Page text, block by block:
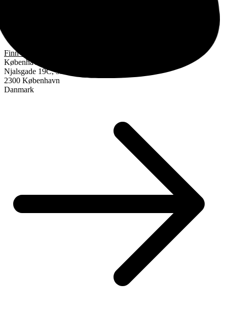
Finn oss
København
Njalsgade 19C, 3. sal
2300 København
Danmark